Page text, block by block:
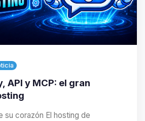
API y MCP: el gran
su corazón El hosting de